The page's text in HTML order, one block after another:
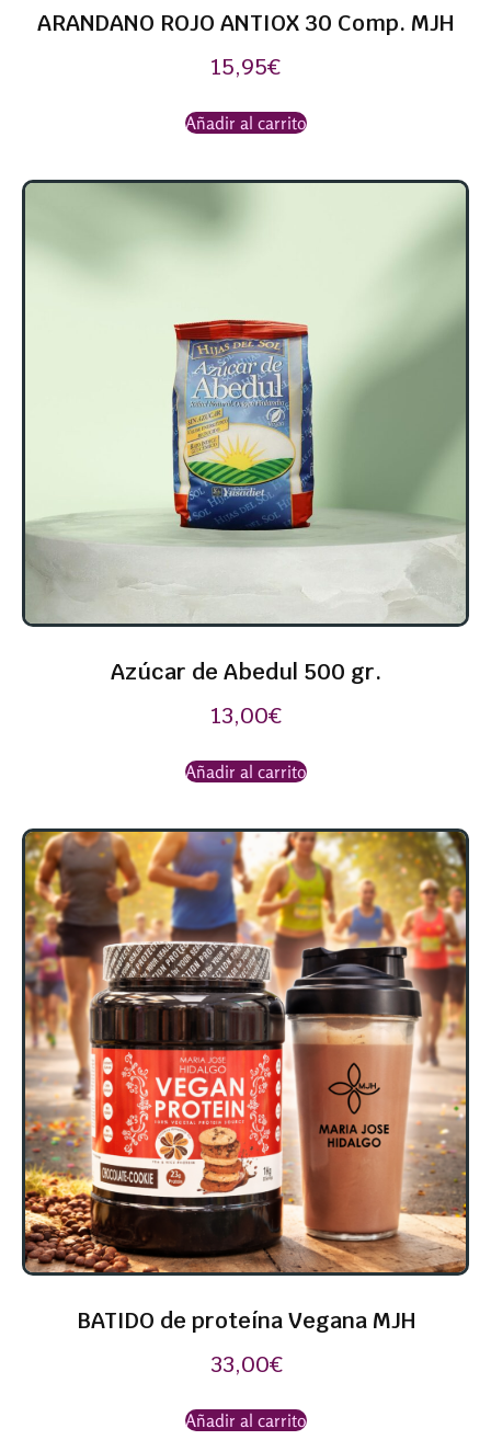
ARANDANO ROJO ANTIOX 30 Comp. MJH
15,95€
Añadir al carrito
Azúcar de Abedul 500 gr.
13,00€
Añadir al carrito
BATIDO de proteína Vegana MJH
33,00€
Añadir al carrito